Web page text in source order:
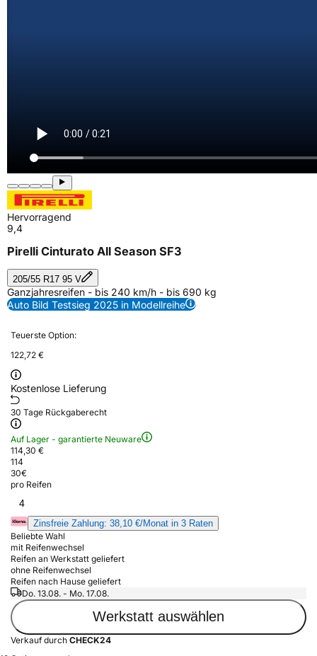
Hervorragend
9,4
Pirelli Cinturato All Season SF3
205/55 R17 95 V
Ganzjahresreifen - bis 240 km/h - bis 690 kg
Auto Bild Testsieg 2025 in Modellreihe
Teuerste Option:
122,72 €
Kostenlose Lieferung
30 Tage Rückgaberecht
Auf Lager - garantierte Neuware
114,30 €
114
30€
pro Reifen
4
Zinsfreie Zahlung: 38,10 €/Monat in 3 Raten
Beliebte Wahl
mit Reifenwechsel
Reifen an Werkstatt geliefert
ohne Reifenwechsel
Reifen nach Hause geliefert
Do. 13.08. - Mo. 17.08.
Werkstatt auswählen
Verkauf durch CHECK24